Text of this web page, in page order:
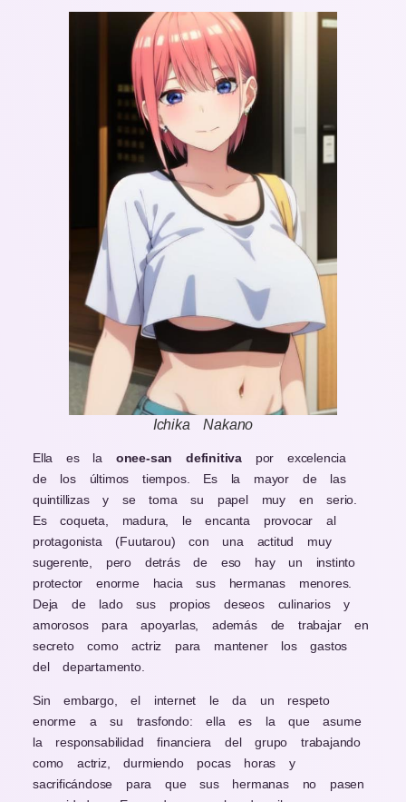
Ichika Nakano
Ella es la onee-san definitiva por excelencia
de los últimos tiempos. Es la mayor de las
quintillizas y se toma su papel muy en serio.
Es coqueta, madura, le encanta provocar al
protagonista (Fuutarou) con una actitud muy
sugerente, pero detrás de eso hay un instinto
protector enorme hacia sus hermanas menores.
Deja de lado sus propios deseos culinarios y
amorosos para apoyarlas, además de trabajar en
secreto como actriz para mantener los gastos
del departamento.
Sin embargo, el internet le da un respeto
enorme a su trasfondo: ella es la que asume
la responsabilidad financiera del grupo trabajando
como actriz, durmiendo pocas horas y
sacrificándose para que sus hermanas no pasen